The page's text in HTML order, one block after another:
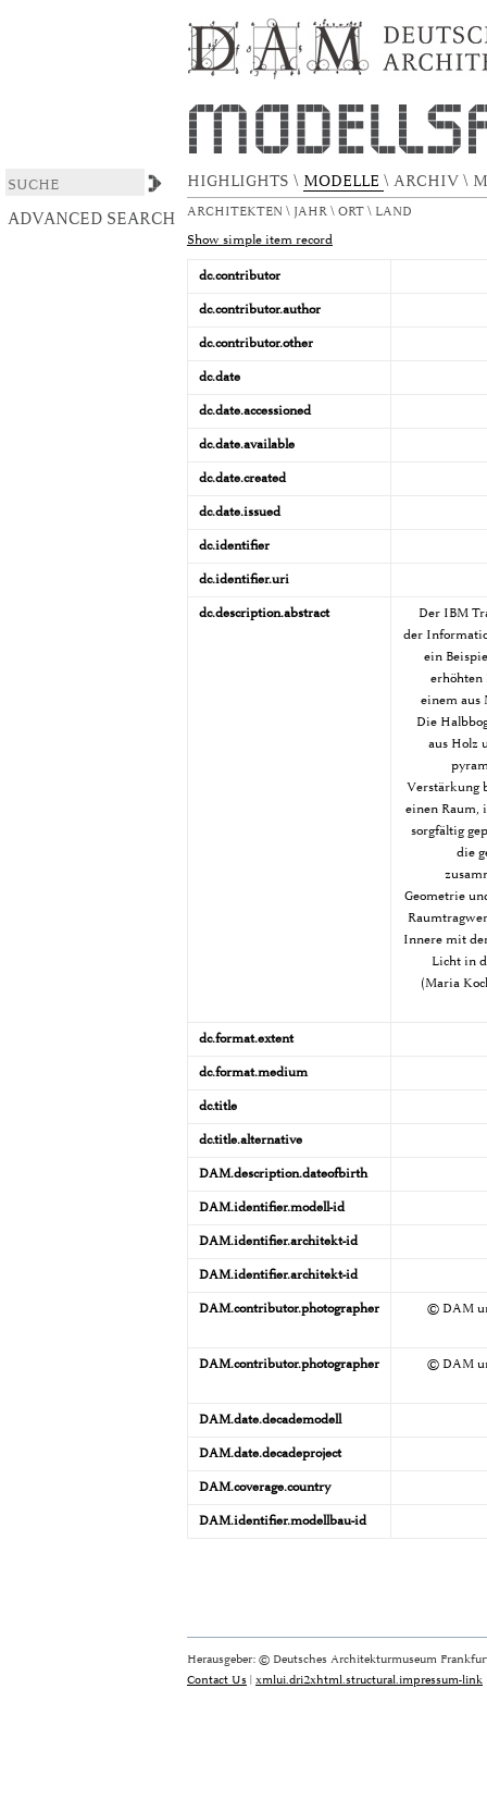
IBM Travelling Pavilion
HIGHLIGHTS \ MODELLE \ ARCHIV \
ARCHITEKTEN \ JAHR \ ORT \ LAND
ADVANCED SEARCH
Show simple item record
dc.contributor
dc.contributor.author
dc.contributor.other
dc.date
dc.date.accessioned
dc.date.available
dc.date.created
dc.date.issued
dc.identifier
dc.identifier.uri
dc.description.abstract
Der IBM
der
ein
erhöhten
einem aus
Die
aus Holz
Verstärkung
einen Raum,
sorgfältig
die
Geometrie
Innere mit
Licht in
(Maria
dc.format.extent
dc.format.medium
dc.title
dc.title.alternative
DAM.description.dateofbirth
DAM.identifier.modell-id
DAM.identifier.architekt-id
DAM.identifier.architekt-id
DAM.contributor.photographer © DAM
DAM.contributor.photographer © DAM
DAM.date.decademodell
DAM.date.decadeproject
DAM.coverage.country
DAM.identifier.modellbau-id
Herausgeber: © Deutsches Architekturmuseum
Contact Us | xmlui.dri2xhtml.structural.impressum-link